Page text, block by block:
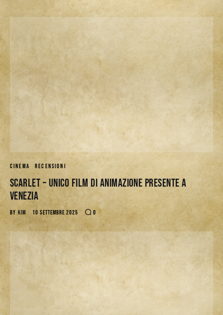
CINEMA RECENSIONI
Scarlet – Unico film di animazione presente a
Venezia
BY KIM 10 SETTEMBRE 2025 0